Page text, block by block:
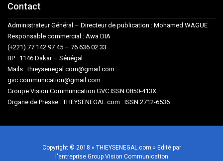
Contact
Administrateur Général – Directeur de publication : Mohamed WAGUE
Responsable commercial : Awa DIA
(+221) 77 142 97 45 – 76 636 02 33
BP : 1146 Dakar – Sénégal
Mails : thieysenegal.com@gmail.com –
gvc.communication@gmail.com.
Groupe Vision Communication GVC ISSN 0850-413X
Organe de Presse : THEYSENEGAL.com : ISSN 2712-6536
Copyright © 2018 « THIEYSENEGAL.com » Edité par
l'entreprise Group Vision Communication